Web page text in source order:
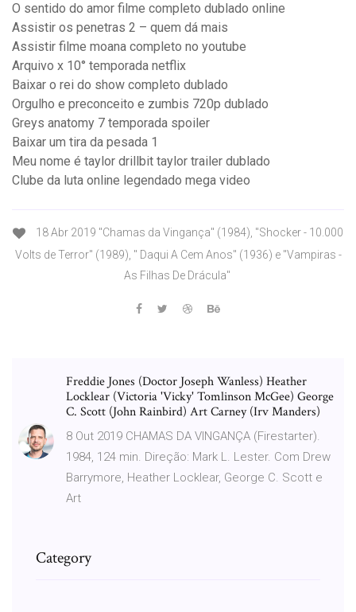
O sentido do amor filme completo dublado online
Assistir os penetras 2 – quem dá mais
Assistir filme moana completo no youtube
Arquivo x 10° temporada netflix
Baixar o rei do show completo dublado
Orgulho e preconceito e zumbis 720p dublado
Greys anatomy 7 temporada spoiler
Baixar um tira da pesada 1
Meu nome é taylor drillbit taylor trailer dublado
Clube da luta online legendado mega video
18 Abr 2019 "Chamas da Vingança" (1984), "Shocker - 10.000
Volts de Terror" (1989), " Daqui A Cem Anos" (1936) e "Vampiras -
As Filhas De Drácula"
Freddie Jones (Doctor Joseph Wanless) Heather
Locklear (Victoria 'Vicky' Tomlinson McGee) George
C. Scott (John Rainbird) Art Carney (Irv Manders)
8 Out 2019 CHAMAS DA VINGANÇA (Firestarter).
1984, 124 min. Direção: Mark L. Lester. Com Drew
Barrymore, Heather Locklear, George C. Scott e
Art
Category